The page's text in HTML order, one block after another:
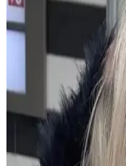
2024 yılında kısa
Sağlıklı görünüm için
şıklığınızı artırın.
Dermanew
İçeriklerle Saç
Dermanew
dökülmesine karşı
sağlığını destekleyen